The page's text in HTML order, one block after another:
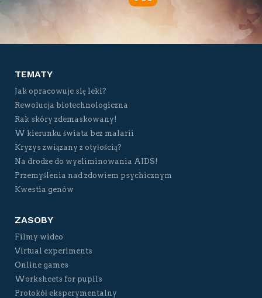
TEMATY
Jak opracowuje się leki?
Rewolucja biotechnologiczna
Rak skóry zdemaskowany!
W kierunku świata bez malarii
Kryzys związany z otyłością?
Na drodze do wyeliminowania AIDS!
Przemyślenia nad zdowiem psychicznym
Kwestia genów
ZASOBY
Filmy wideo
Virtual experiments
Online games
Worksheets for pupils
Protokół eksperymentalny